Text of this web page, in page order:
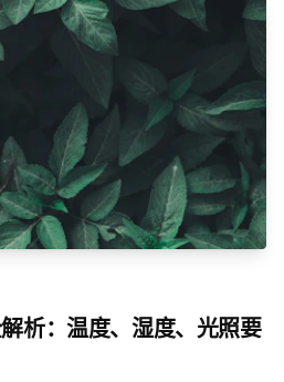
析：温度、湿度、光照要